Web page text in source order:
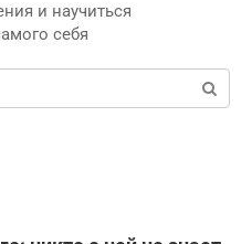
и научиться
себя